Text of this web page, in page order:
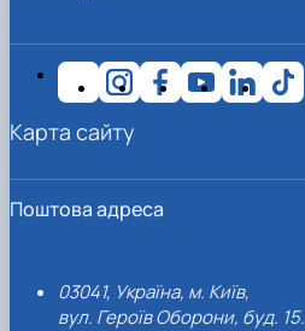
Поштова адреса
03041, Україна, м. Київ,
вул. Героїв Оборони, буд. 15.
Карта сайту